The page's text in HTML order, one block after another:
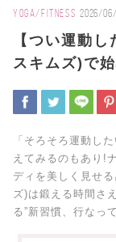
YOGA/FITNESS 2026/
【つい運動
スキムズ)で
「そろそろ運動し
えてみるのもあり!
ディを美しく見せ
ズ)は鍛える時間さ
る”新習慣、行なっ